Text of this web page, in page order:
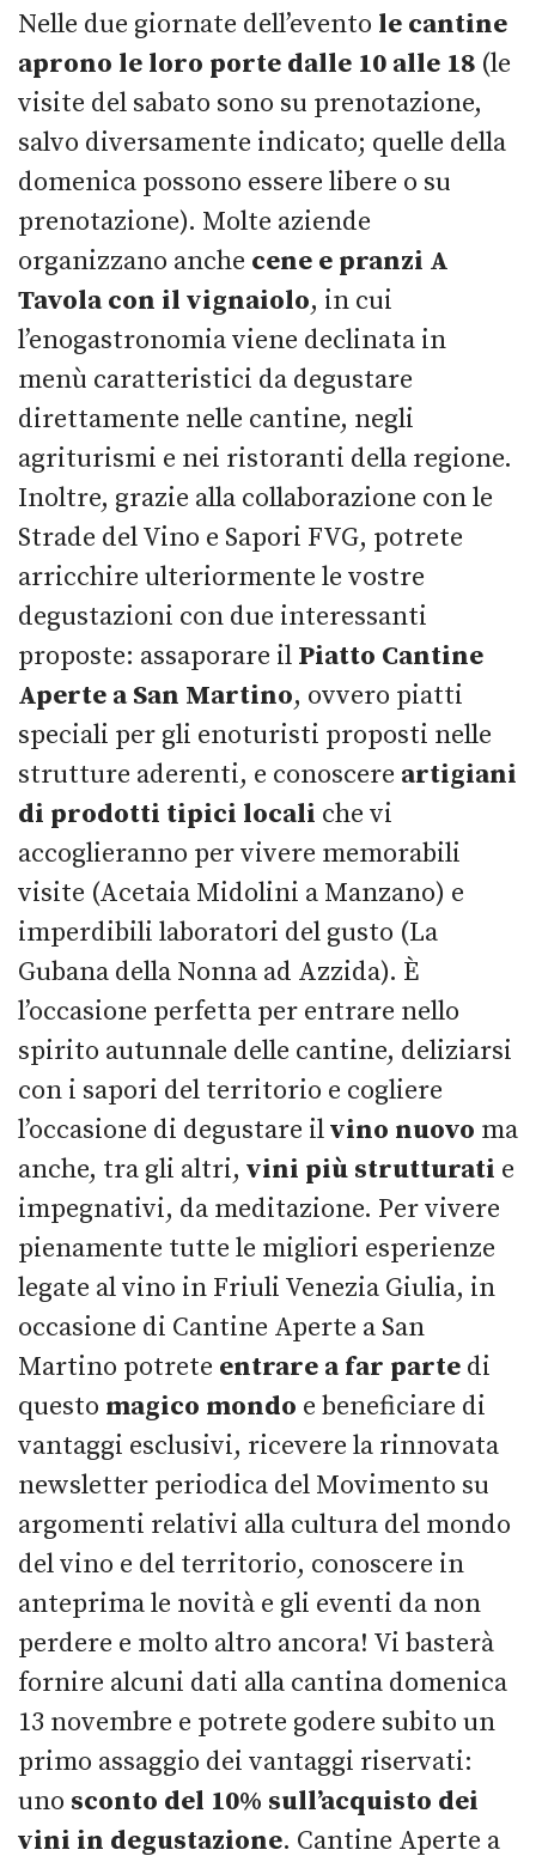
Nelle due giornate dell’evento le cantine
aprono le loro porte dalle 10 alle 18 (le
visite del sabato sono su prenotazione,
salvo diversamente indicato; quelle della
domenica possono essere libere o su
prenotazione). Molte aziende
organizzano anche cene e pranzi A
Tavola con il vignaiolo, in cui
l’enogastronomia viene declinata in
menù caratteristici da degustare
direttamente nelle cantine, negli
agriturismi e nei ristoranti della regione.
Inoltre, grazie alla collaborazione con le
Strade del Vino e Sapori FVG, potrete
arricchire ulteriormente le vostre
degustazioni con due interessanti
proposte: assaporare il Piatto Cantine
Aperte a San Martino, ovvero piatti
speciali per gli enoturisti proposti nelle
strutture aderenti, e conoscere artigiani
di prodotti tipici locali che vi
accoglieranno per vivere memorabili
visite (Acetaia Midolini a Manzano) e
imperdibili laboratori del gusto (La
Gubana della Nonna ad Azzida). È
l’occasione perfetta per entrare nello
spirito autunnale delle cantine, deliziarsi
con i sapori del territorio e cogliere
l’occasione di degustare ilvino nuovo ma
anche, tra gli altri, vini più strutturati e
impegnativi, da meditazione. Per vivere
pienamente tutte le migliori esperienze
legate al vino in Friuli Venezia Giulia, in
occasione di Cantine Aperte a San
Martino potrete entrare a far parte di
questo magico mondo e beneficiare di
vantaggi esclusivi, ricevere la rinnovata
newsletter periodica del Movimento su
argomenti relativi alla cultura del mondo
del vino e del territorio, conoscere in
anteprima le novità e gli eventi da non
perdere e molto altro ancora! Vi basterà
fornire alcuni dati alla cantina domenica
13 novembre e potrete godere subito un
primo assaggio dei vantaggi riservati:
uno sconto del 10% sull’acquisto dei
vini in degustazione. Cantine Aperte a